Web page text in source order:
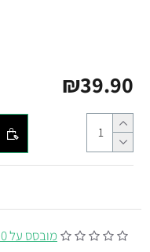
מובסס על 0 דירוגים.
₪39.90